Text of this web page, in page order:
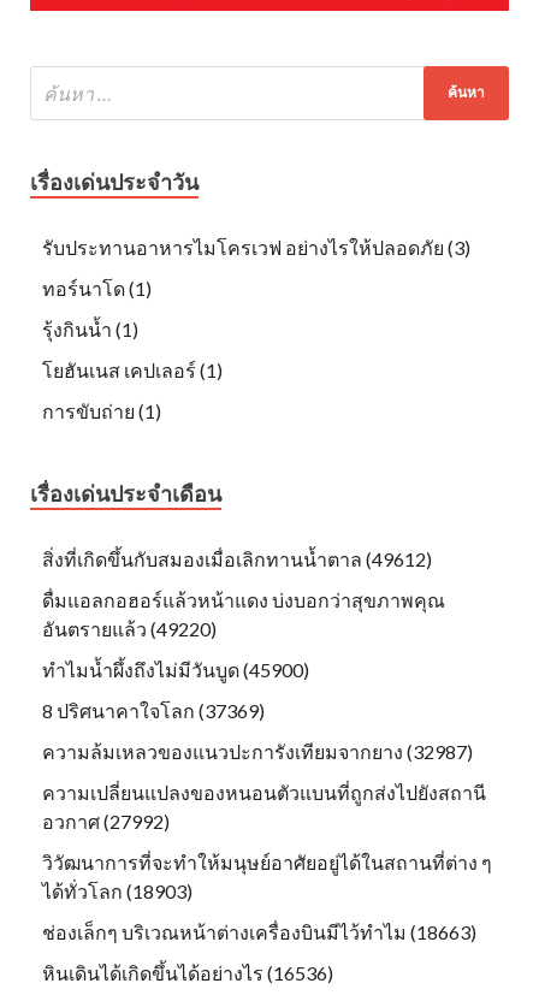
เรื่องเด่นประจำวัน
รับประทานอาหารไมโครเวฟ อย่างไรให้ปลอดภัย (3)
ทอร์นาโด (1)
รุ้งกินน้ำ (1)
โยฮันเนส เคปเลอร์ (1)
การขับถ่าย (1)
เรื่องเด่นประจำเดือน
สิ่งที่เกิดขึ้นกับสมองเมื่อเลิกทานน้ำตาล (49612)
ดื่มแอลกอฮอร์แล้วหน้าแดง บ่งบอกว่าสุขภาพคุณ
อันตรายแล้ว (49220)
ทำไมน้ำผึ้งถึงไม่มีวันบูด (45900)
8 ปริศนาคาใจโลก (37369)
ความล้มเหลวของแนวปะการังเทียมจากยาง (32987)
ความเปลี่ยนแปลงของหนอนตัวแบนที่ถูกส่งไปยังสถานี
อวกาศ (27992)
วิวัฒนาการที่จะทำให้มนุษย์อาศัยอยู่ได้ในสถานที่ต่าง ๆ
ได้ทั่วโลก (18903)
ช่องเล็กๆ บริเวณหน้าต่างเครื่องบินมีไว้ทำไม (18663)
หินเดินได้เกิดขึ้นได้อย่างไร (16536)